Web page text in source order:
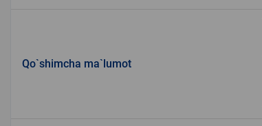
Qo`shimcha ma`lumot